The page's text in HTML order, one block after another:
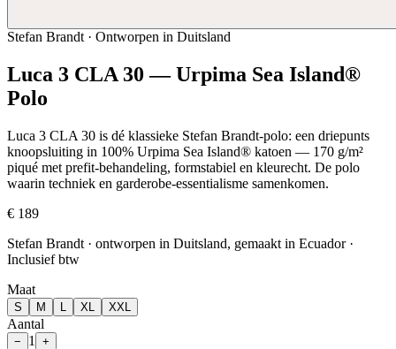
Stefan Brandt · Ontworpen in Duitsland
Luca 3 CLA 30 — Urpima Sea Island®
Polo
Luca 3 CLA 30 is dé klassieke Stefan Brandt-polo: een driepunts
knoopsluiting in 100% Urpima Sea Island® katoen — 170 g/m²
piqué met prefit-behandeling, formstabiel en kleurecht. De polo
waarin techniek en garderobe-essentialisme samenkomen.
€ 189
Stefan Brandt · ontworpen in Duitsland, gemaakt in Ecuador·
Inclusief btw
Maat
S M XL XXL
Aantal
− 1
+